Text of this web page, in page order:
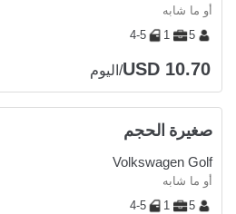
أو ما شابه
5
1
4-5
USD 10.70/اليوم
صغيرة الحجم
Volkswagen Golf
أو ما شابه
5
1
4-5